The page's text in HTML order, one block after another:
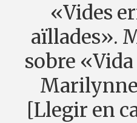
«Vides
aïllades».
sobre «Vida
[Llegir en